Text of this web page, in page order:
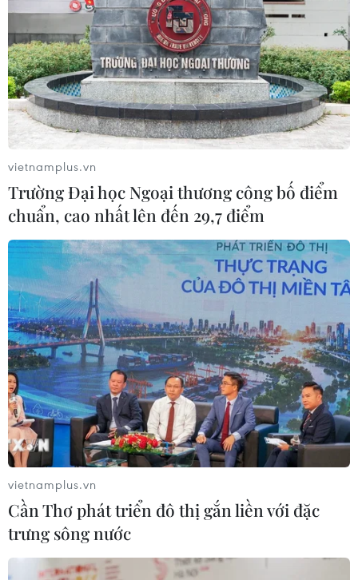
vietnamplus.vn
Trường Đại học Ngoại thương công bố điểm
chuẩn, cao nhất lên đến 29,7 điểm
vietnamplus.vn
Cần Thơ phát triển đô thị gắn liền với đặc
trưng sông nước